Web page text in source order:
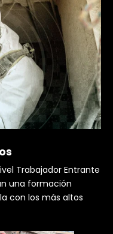
Trabajador Entrante
una formación
con los más altos